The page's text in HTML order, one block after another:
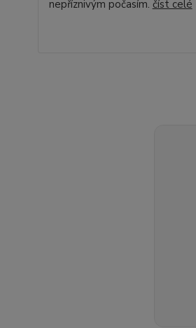
nepříznivým počasím. číst celé